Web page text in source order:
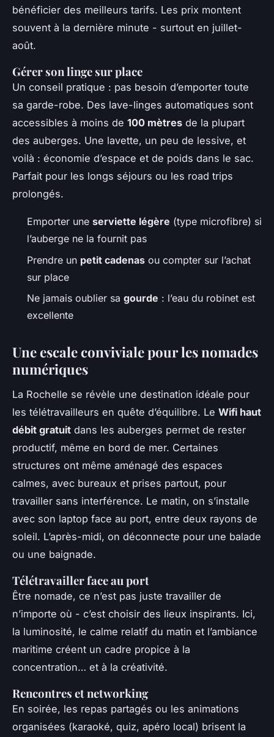
bénéficier des meilleurs tarifs. Les prix montent
souvent à la dernière minute - surtout en juillet-
août.
Gérer son linge sur place
Un conseil pratique : pas besoin d’emporter toute
sa garde-robe. Des lave-linges automatiques sont
accessibles à moins de 100 mètres de la plupart
des auberges. Une lavette, un peu de lessive, et
voilà : économie d’espace et de poids dans le sac.
Parfait pour les longs séjours ou les road trips
prolongés.
Emporter une serviette légère (type microfibre) si
l’auberge ne la fournit pas
Prendre un petit cadenas ou compter sur l’achat
sur place
Ne jamais oublier sa gourde : l’eau du robinet est
excellente
Une escale conviviale pour les nomades
numériques
La Rochelle se révèle une destination idéale pour
les télétravailleurs en quête d’équilibre. Le Wifi haut
débit gratuit dans les auberges permet de rester
productif, même en bord de mer. Certaines
structures ont même aménagé des espaces
calmes, avec bureaux et prises partout, pour
travailler sans interférence. Le matin, on s’installe
avec son laptop face au port, entre deux rayons de
soleil. L’après-midi, on déconnecte pour une balade
ou une baignade.
Télétravailler face au port
Être nomade, ce n’est pas juste travailler de
n’importe où - c’est choisir des lieux inspirants. Ici,
la luminosité, le calme relatif du matin et l’ambiance
maritime créent un cadre propice à la
concentration… et à la créativité.
Rencontres et networking
En soirée, les repas partagés ou les animations
organisées (karaoké, quiz, apéro local) brisent la